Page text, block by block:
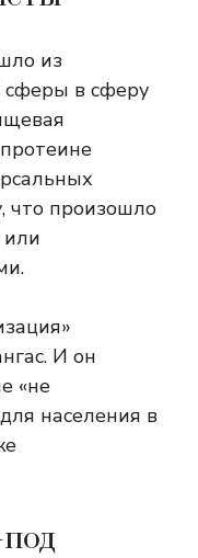
из
сферы в сферу
что произошло
или
И он
«не
населения в